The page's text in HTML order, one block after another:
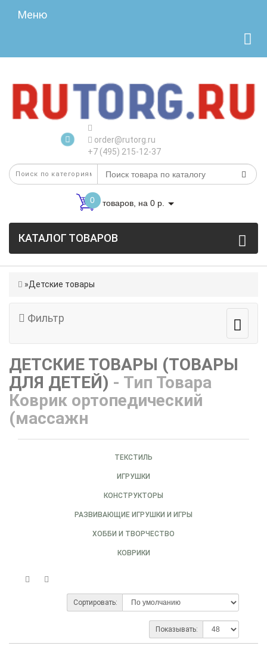
Меню
order@rutorg.ru
+7 (495) 215-12-37
0 товаров, на 0 р.
КАТАЛОГ ТОВАРОВ
Детские товары
Фильтр
ДЕТСКИЕ ТОВАРЫ (ТОВАРЫ
ДЛЯ ДЕТЕЙ) - Тип Товара
Коврик ортопедический
(массажн
ТЕКСТИЛЬ
ИГРУШКИ
КОНСТРУКТОРЫ
РАЗВИВАЮЩИЕ ИГРУШКИ И ИГРЫ
ХОББИ И ТВОРЧЕСТВО
КОВРИКИ
Сортировать:
Показывать: